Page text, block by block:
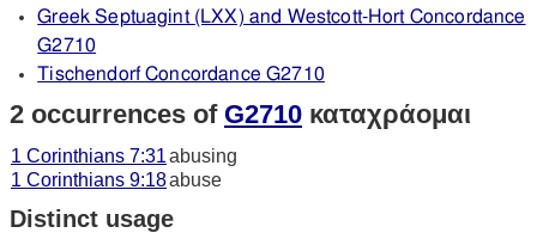
Greek Septuagint (LXX) and Westcott-Hort Concordance
G2710
Tischendorf Concordance G2710
2 occurrences of G2710 καταχράομαι
1 Corinthians 7:31abusing
1 Corinthians 9:18abuse
Distinct usage